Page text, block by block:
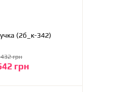
Золота обручка (2б_к-342)
грн
грн